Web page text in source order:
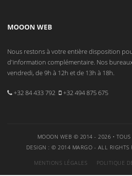
MOOON WEB
Nous restons à votre entière disposition
d'information complémentaire. Nos
vendredi, de 9h à 12h et de 13h à 18h.
+32 84 433 792 +32 494 875 675
MOOON WEB © 2014 - 2026 • TOUS
DESIGN : © 2014 MARGO - ALL RIGHTS
MENTIONS LÉGALES POLITIQUE